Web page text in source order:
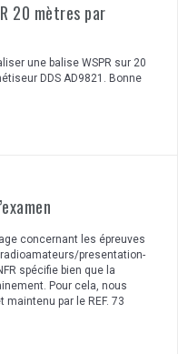
20 mètres par
une balise WSPR sur 20
DDS AD9821. Bonne
concernant les épreuves
presentation-
spécifie bien que la
Pour cela, nous
par le REF. 73